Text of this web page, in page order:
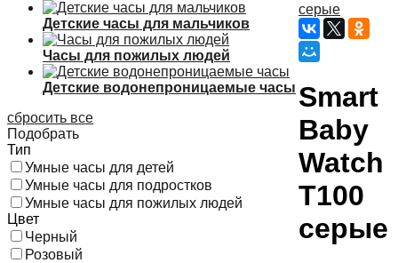
Детские часы для мальчиков
Часы для пожилых людей
Детские водонепроницаемые часы
сбросить все
Подобрать
Тип
Умные часы для детей
Умные часы для подростков
Умные часы для пожилых людей
Цвет
Черный
Розовый
Smart
Baby
Watch
T100
серые